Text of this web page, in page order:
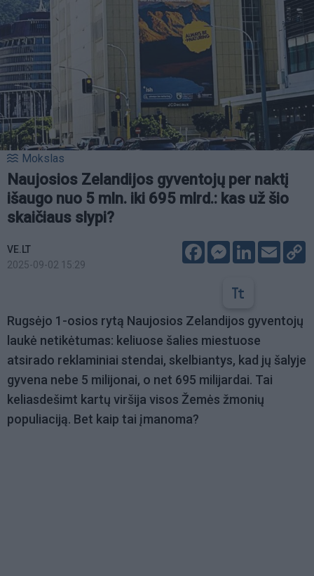
Mokslas
Naujosios Zelandijos gyventojų per naktį
išaugo nuo 5 mln. iki 695 mlrd.: kas už šio
skaičiaus slypi?
VE.LT
2025-09-02 15:29
FacebookMessenger
LinkedIn
Email
Rugsėjo 1-osios rytą Naujosios Zelandijos gyventojų
laukė netikėtumas: keliuose šalies miestuose
atsirado reklaminiai stendai, skelbiantys, kad jų šalyje
gyvena nebe 5 milijonai, o net 695 milijardai. Tai
keliasdešimt kartų viršija visos Žemės žmonių
populiaciją. Bet kaip tai įmanoma?